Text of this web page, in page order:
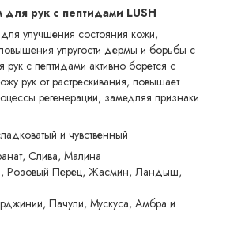
рук с пептидами LUSH
улучшения состояния кожи,
упругости дермы и борьбы с
рук с пептидами активно борется с
рук от растрескивания, повышает
регенерации, замедляя признаки
и чувственный
Слива, Малина
Розовый Перец, Жасмин, Ландыш,
Пачули, Мускуса, Амбра и